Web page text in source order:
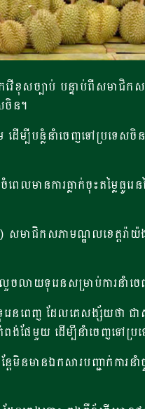
សច្បាប់ បន្ទាប់ពីសមាជិកសភ
ចិន។
បីបន្លំនាំចេញទៅប្រទេសចិន
ាន​ការ​ធ្លាក់​ចុះ​តម្លៃ​ធូរេ
ាជិកសភាមណ្ឌលខេត្តរ៉ាយ៉ង
លួច​លាយ​ទុរេន​សម្រាប់​ការ​នាំ​ច
េនពេញ​ ​ដែល​គេ​សង្ស័យ​ថា ជា
ពង់ផែមួយ​ ដើម្បីនាំចេញទៅប្រ
តែមិនមានឯកសារបញ្ជាក់កា